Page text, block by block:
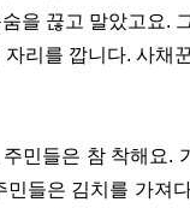
을 끊고 말았고요.
리를 깝니다. 사채
민들은 참 착해요.
들은 김치를 가져